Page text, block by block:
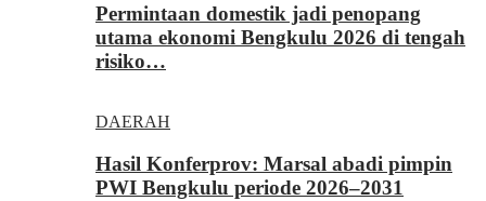
Permintaan domestik jadi penopang
utama ekonomi Bengkulu 2026 di tengah
risiko…
DAERAH
Hasil Konferprov: Marsal abadi pimpin
PWI Bengkulu periode 2026–2031